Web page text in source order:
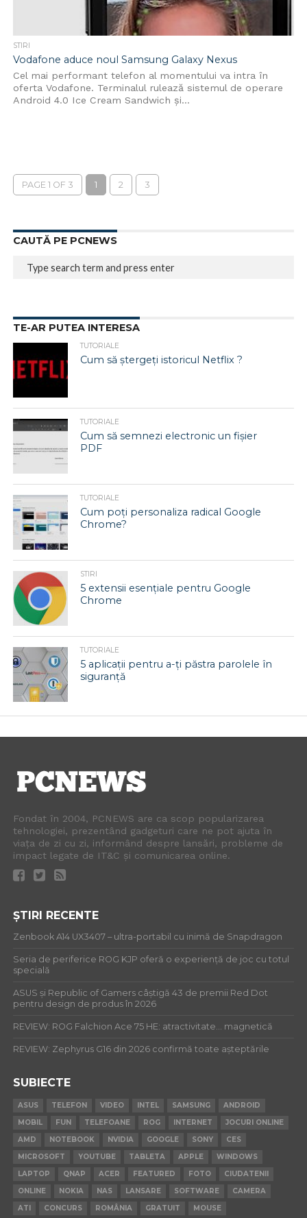
STIRI
Vodafone aduce noul Samsung Galaxy Nexus
Cel mai performant telefon al momentului va intra în
oferta Vodafone. Terminalul rulează sistemul de operare
Android 4.0 Ice Cream Sandwich și...
PAGE 1 OF 3 1 2 3
CAUTĂ PE PCNEWS
TE-AR PUTEA INTERESA
TUTORIALE
Cum să ștergeți istoricul Netflix ?
TUTORIALE
Cum să semnezi electronic un fișier
PDF
TUTORIALE
Cum poți personaliza radical Google
Chrome?
STIRI
5 extensii esențiale pentru Google
Chrome
TUTORIALE
5 aplicații pentru a-ți păstra parolele în
siguranță
Fondat în 2004, PCNEWS are ca scop popularizarea
tehnologiei, prezentând gadgeturi care ne pot ajuta în
viața de zi cu zi, informând despre lansări, probleme de
impact legate de IT&C și comunicarea online.
ȘTIRI RECENTE
Zenbook A14 UX3407 – ultra-portabil cu inimă de Snapdragon
Seria de periferice ROG KJP oferă o experiență de joc cu totul
specială
ASUS și Republic of Gamers câștigă 43 de premii Red Dot
pentru design de produs în 2026
REVIEW: ROG Falchion Ace 75 HE: atractivitate… magnetică
REVIEW: Zephyrus G16 din 2026 confirmă toate așteptările
SUBIECTE
ASUS TELEFON VIDEO INTEL SAMSUNG
ANDROID
MOBIL
FUN TELEFOANE ROG INTERNET
JOCURI ONLINE
AMD
NOTEBOOK NVIDIA GOOGLE SONY
CES
MICROSOFT
YOUTUBE TABLETA APPLE
WINDOWS
LAPTOP
QNAP ACER FEATURED FOTO
CIUDATENII
ONLINE
NOKIA NAS LANSARE SOFTWARE
CAMERA
ATI
CONCURS ROMÂNIA GRATUIT MOUSE